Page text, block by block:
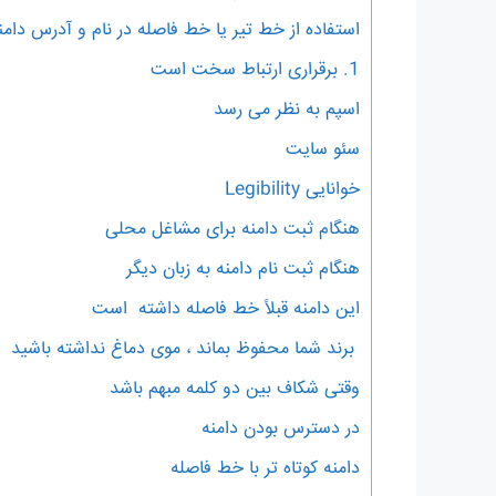
استفاده از خط تیر یا خط فاصله در نام و آدرس
1. برقراری ارتباط سخت است
اسپم به نظر می رسد
سئو سایت
خوانایی Legibility
هنگام ثبت دامنه برای مشاغل محلی
هنگام ثبت نام دامنه به زبان دیگر
این دامنه قبلاً خط فاصله داشته است
برند شما محفوظ بماند ، موی دماغ نداشته باشید
وقتی شکاف بین دو کلمه مبهم باشد
در دسترس بودن دامنه
دامنه کوتاه تر با خط فاصله